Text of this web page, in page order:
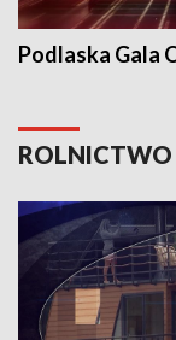
Podlaska Gala
ROLNICTWO